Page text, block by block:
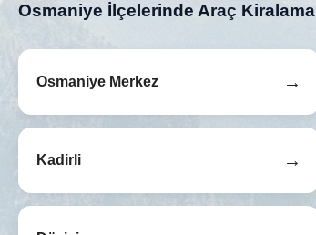
Osmaniye İlçelerinde Araç Kiralama
Osmaniye Merkez →
Kadirli →